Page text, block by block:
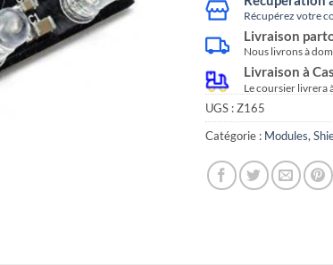
Récupérez votre
Livraison
Nous livrons à
Livraison à
Le coursier livrera
UGS :Z165
Catégorie : Modules,